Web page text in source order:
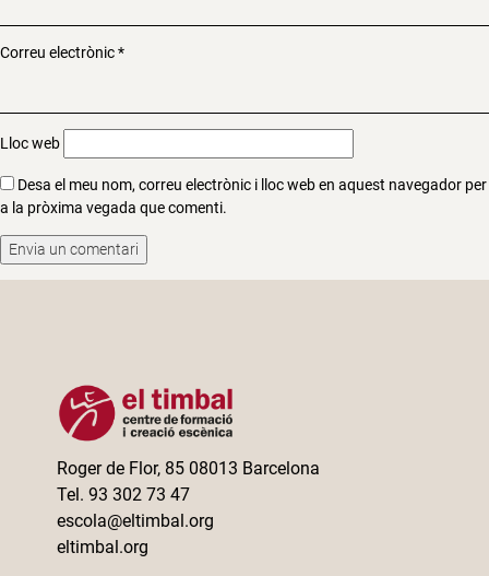
Correu electrònic*
Lloc web
Desa el meu nom, correu electrònic i lloc web en aquest navegador per
a la pròxima vegada que comenti.
Roger de Flor, 85 08013 Barcelona
Tel. 93 302 73 47
escola@eltimbal.org
eltimbal.org